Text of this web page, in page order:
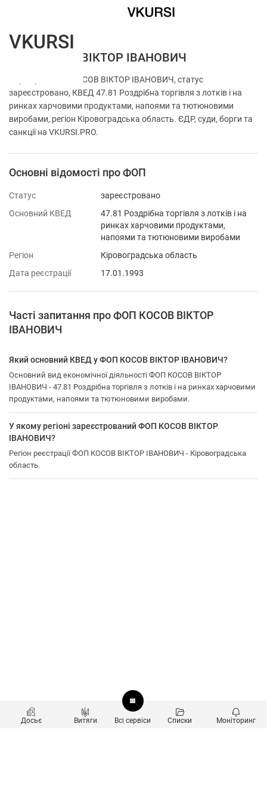
ФОП КОСОВ ВІКТОР ІВАНОВИЧ
Перевірка ФОП КОСОВ ВІКТОР ІВАНОВИЧ, статус
зареєстровано, КВЕД 47.81 Роздрібна торгівля з лотків і на
ринках харчовими продуктами, напоями та тютюновими
виробами, регіон Кіровоградська область. ЄДР, суди, борги та
санкції на VKURSI.PRO.
Основні відомості про ФОП
Статус
зареєстровано
Основний КВЕД
47.81 Роздрібна торгівля з лотків і на
ринках харчовими продуктами,
напоями та тютюновими виробами
Регіон
Кіровоградська область
Дата реєстрації
17.01.1993
Часті запитання про ФОП КОСОВ ВІКТОР
ІВАНОВИЧ
Який основний КВЕД у ФОП КОСОВ ВІКТОР ІВАНОВИЧ?
Основний вид економічної діяльності ФОП КОСОВ ВІКТОР
ІВАНОВИЧ - 47.81 Роздрібна торгівля з лотків і на ринках харчовими
продуктами, напоями та тютюновими виробами.
У якому регіоні зареєстрований ФОП КОСОВ ВІКТОР
ІВАНОВИЧ?
Регіон реєстрації ФОП КОСОВ ВІКТОР ІВАНОВИЧ - Кіровоградська
область.
Досьє Витяги Всі сервіси Списки Моніторинг
VKURSI